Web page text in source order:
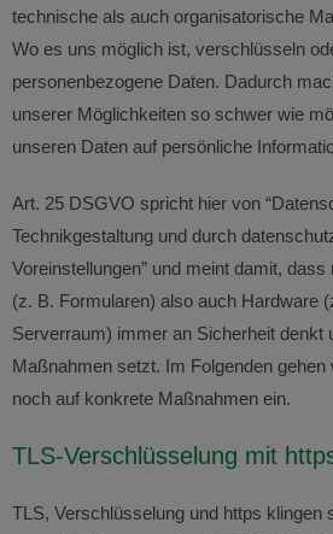
technische als auch organisatorische
Wo es uns möglich ist, verschlüsseln
personenbezogene Daten. Dadurch
unserer Möglichkeiten so schwer wie
unseren Daten auf persönliche
Art. 25 DSGVO spricht hier von
Technikgestaltung und durch
Voreinstellungen” und meint damit,
(z. B. Formularen) also auch Hardware
Serverraum) immer an Sicherheit denkt
Maßnahmen setzt. Im Folgenden gehen
noch auf konkrete Maßnahmen ein.
TLS-Verschlüsselung mit
TLS, Verschlüsselung und https klingen